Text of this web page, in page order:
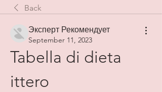
Back
Эксперт Рекомендует
September 11, 2023
Tabella di dieta
ittero